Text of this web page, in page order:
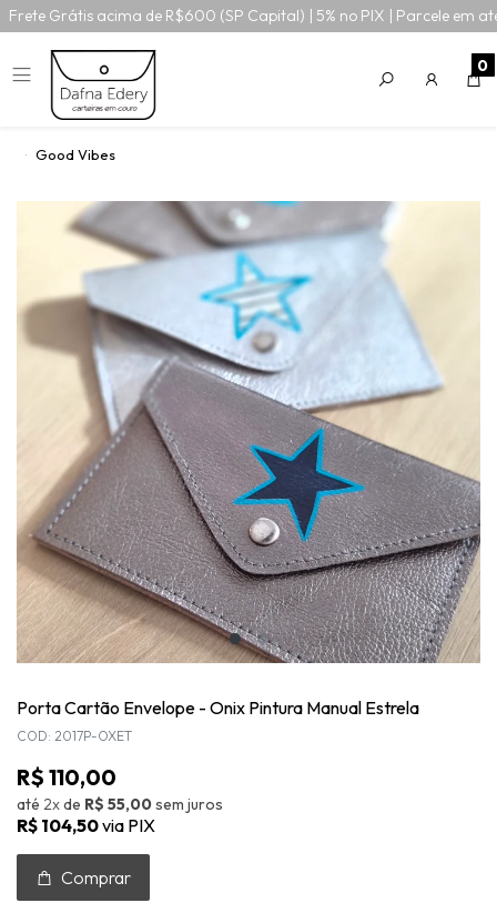
Frete Grátis acima de R$600 (SP Capital) | 5% no PIX | Parcele em
0
Good Vibes
Porta Cartão Envelope - Onix Pintura Manual Estrela
COD: 2017P-OXET
R$ 110,00
até 2xde R$ 55,00sem juros
R$ 104,50via PIX
Comprar